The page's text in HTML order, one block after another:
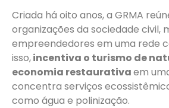
Criada há oito anos, a GRMA
organizações da sociedade civil,
empreendedores em uma rede
isso,incentiva o turismo de
economia restaurativaem
concentra serviços
como água e polinização.